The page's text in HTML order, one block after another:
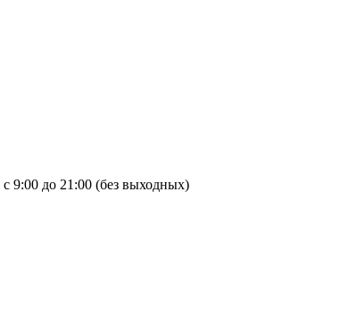
с 9:00 до 21:00 (без выходных)